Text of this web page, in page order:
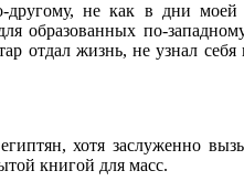
не как в дни моей
образованных по-
отдал жизнь, не узнал
хотя заслуженно
книгой для масс.